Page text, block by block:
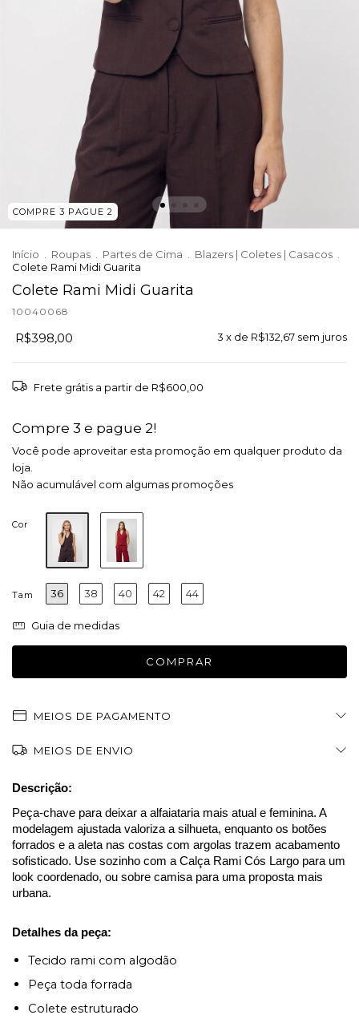
COMPRE 3 PAGUE 2
Início Roupas Partes de Cima Blazers | Coletes | Casacos
Colete Rami Midi Guarita
Colete Rami Midi Guarita
10040068
R$398,00 3 x de R$132,67 sem juros
Frete grátis a partir de R$600,00
Compre 3 e pague 2!
Você pode aproveitar esta promoção em qualquer produto da
loja.
Não acumulável com algumas promoções
Cor
Tam 36 38 40 42 44
Guia de medidas
MEIOS DE PAGAMENTO
MEIOS DE ENVIO
Descrição:
Peça-chave para deixar a alfaiataria mais atual e feminina. A
modelagem ajustada valoriza a silhueta, enquanto os botões
forrados e a aleta nas costas com argolas trazem acabamento
sofisticado. Use sozinho com a Calça Rami Cós Largo para um
look coordenado, ou sobre camisa para uma proposta mais
urbana.
Detalhes da peça:
Tecido rami com algodão
Peça toda forrada
Colete estruturado